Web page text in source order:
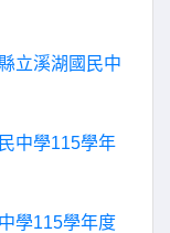
立溪湖國民中
中學115學年
學115學年度